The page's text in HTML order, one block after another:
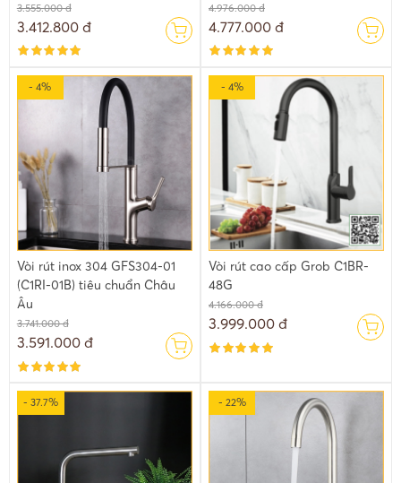
3.555.000 đ
3.412.800 đ
4.976.000 đ
4.777.000 đ
- 4%
Vòi rút inox 304 GFS304-01
(C1RI-01B) tiêu chuẩn Châu
Âu
3.741.000 đ
3.591.000 đ
- 4%
Vòi rút cao cấp Grob C1BR-
48G
4.166.000 đ
3.999.000 đ
- 37.7% - 22%